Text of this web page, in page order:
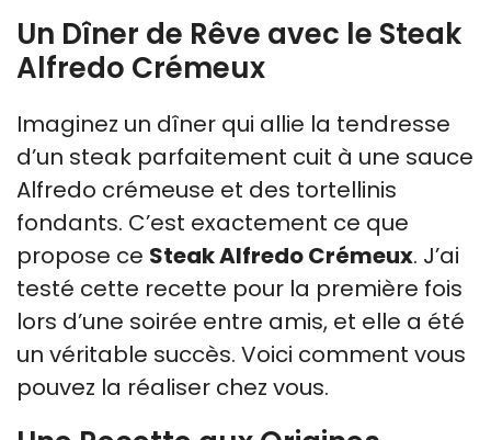
Un Dîner de Rêve avec le Steak
Alfredo Crémeux
Imaginez un dîner qui allie la tendresse
d’un steak parfaitement cuit à une sauce
Alfredo crémeuse et des tortellinis
fondants. C’est exactement ce que
propose ce Steak Alfredo Crémeux. J’ai
testé cette recette pour la première fois
lors d’une soirée entre amis, et elle a été
un véritable succès. Voici comment vous
pouvez la réaliser chez vous.